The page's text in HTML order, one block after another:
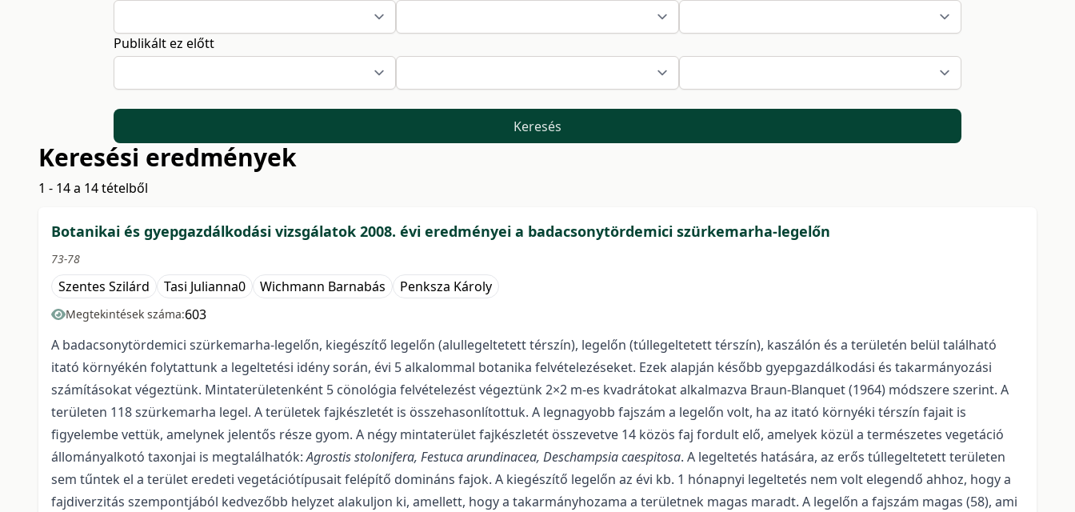
Publikált ez előtt
Keresés
Keresési eredmények
1 - 14 a 14 tételből
Botanikai és gyepgazdálkodási vizsgálatok 2008. évi eredményei a badacsonytördemici szürkemarha-legelőn
73-78
Szentes Szilárd Tasi Julianna0 Wichmann Barnabás Penksza Károly
Megtekintések száma:603
A badacsonytördemici szürkemarha-legelőn, kiegészítő legelőn (alullegeltetett térszín), legelőn (túllegeltetett térszín), kaszálón és a területén belül található
itató környékén folytattunk a legeltetési idény során, évi 5 alkalommal botanika felvételezéseket. Ezek alapján később gyepgazdálkodási és takarmányozási
számításokat végeztünk. Mintaterületenként 5 cönológia felvételezést végeztünk 2×2 m-es kvadrátokat alkalmazva Braun-Blanquet (1964) módszere szerint. A
területen 118 szürkemarha legel. A területek fajkészletét is összehasonlítottuk. A legnagyobb fajszám a legelőn volt, ha az itató környéki térszín fajait is
figyelembe vettük, amelynek jelentős része gyom. A négy mintaterület fajkészletét összevetve 14 közös faj fordult elő, amelyek közül a természetes vegetáció
állományalkotó taxonjai is megtalálhatók:Agrostis stolonifera, Festuca arundinacea, Deschampsia caespitosa. A legeltetés hatására, az erős túllegeltetett területen
sem tűntek el a terület eredeti vegetációtípusait felépítő domináns fajok. A kiegészítő legelőn az évi kb. 1 hónapnyi legeltetés nem volt elegendő ahhoz, hogy a
fajdiverzitás szempontjából kedvezőbb helyzet alakuljon ki, amellett, hogy a takarmányhozama a területnek magas maradt. A legelőn a fajszám magas (58), ami